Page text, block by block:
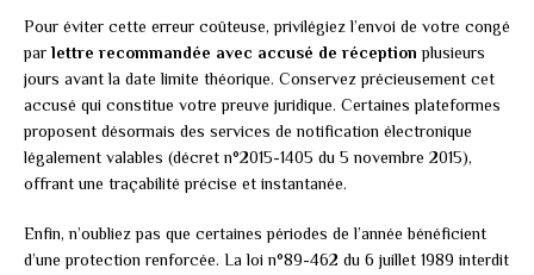
Pour éviter cette erreur coûteuse, privilégiez l’envoi de votre congé
par lettre recommandée avec accusé de réception plusieurs
jours avant la date limite théorique. Conservez précieusement cet
accusé qui constitue votre preuve juridique. Certaines plateformes
proposent désormais des services de notification électronique
légalement valables (décret n°2015-1405 du 5 novembre 2015),
offrant une traçabilité précise et instantanée.
Enfin, n’oubliez pas que certaines périodes de l’année bénéficient
d’une protection renforcée. La loi n°89-462 du 6 juillet 1989 interdit